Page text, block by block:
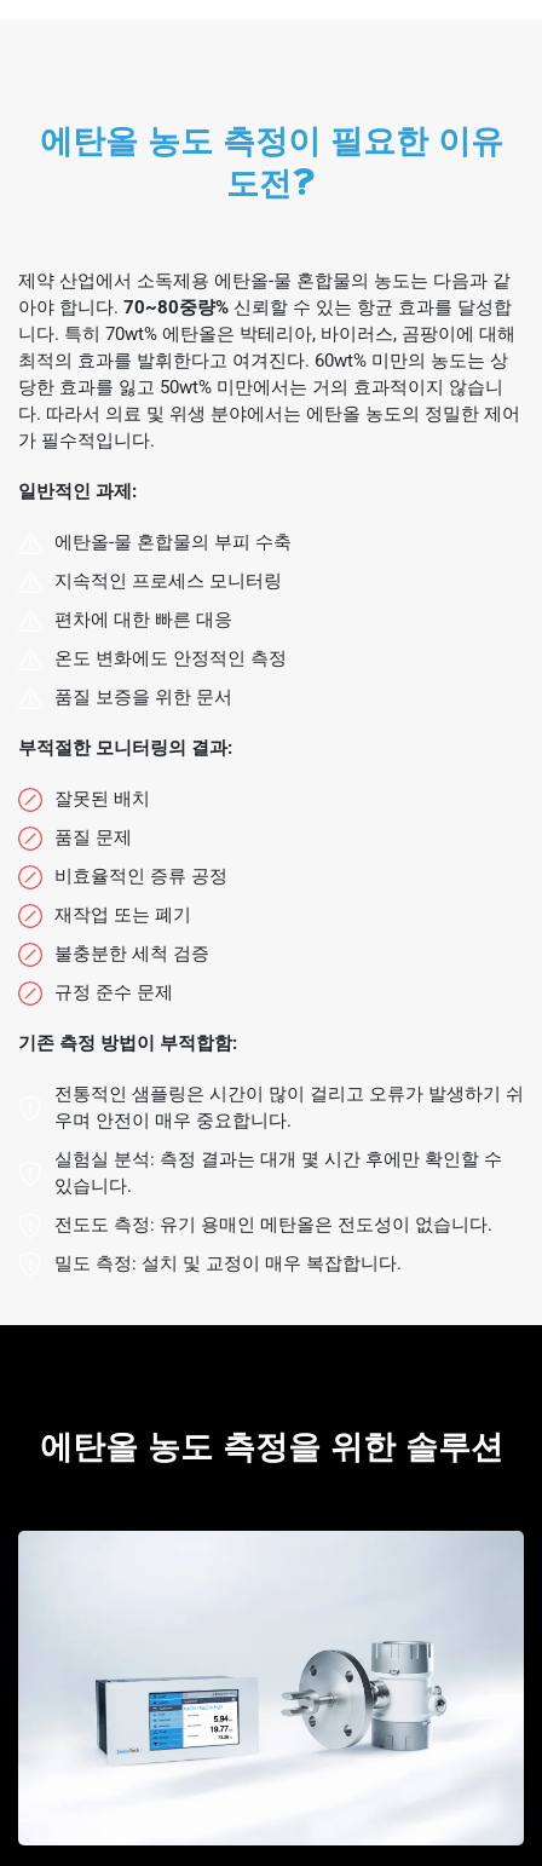
에탄올 농도 측정이 필요한 이유
도전?
제약 산업에서 소독제용 에탄올-물 혼합물의 농도는 다음과 같
아야 합니다. 70~80중량% 신뢰할 수 있는 항균 효과를 달성합
니다. 특히 70wt% 에탄올은 박테리아, 바이러스, 곰팡이에 대해
최적의 효과를 발휘한다고 여겨진다. 60wt% 미만의 농도는 상
당한 효과를 잃고 50wt% 미만에서는 거의 효과적이지 않습니
다. 따라서 의료 및 위생 분야에서는 에탄올 농도의 정밀한 제어
가 필수적입니다.
일반적인 과제:
에탄올-물 혼합물의 부피 수축
지속적인 프로세스 모니터링
편차에 대한 빠른 대응
온도 변화에도 안정적인 측정
품질 보증을 위한 문서
부적절한 모니터링의 결과:
잘못된 배치
품질 문제
비효율적인 증류 공정
재작업 또는 폐기
불충분한 세척 검증
규정 준수 문제
기존 측정 방법이 부적합함:
전통적인 샘플링은 시간이 많이 걸리고 오류가 발생하기 쉬
우며 안전이 매우 중요합니다.
실험실 분석: 측정 결과는 대개 몇 시간 후에만 확인할 수
있습니다.
전도도 측정: 유기 용매인 메탄올은 전도성이 없습니다.
밀도 측정: 설치 및 교정이 매우 복잡합니다.
에탄올 농도 측정을 위한 솔루션